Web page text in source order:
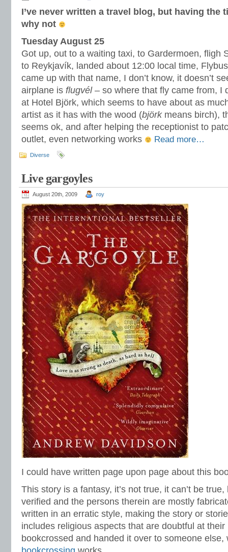
I’ve never written a travel blog, but having the
why not
Tuesday August 25
Got up, out to a waiting taxi, to Gardermoen, fligh
to Reykjavík, landed about 12:00 local time,
came up with that name, I don’t know, it doesn’t
airplane is flugvél– so where that fly came from, I
at Hotel Björk, which seems to have about as
artist as it has with the wood (björkmeans birch),
seems ok, and after helping the receptionist to
outlet, even networking works
Read more…
Diverse
Live gargoyles
August 20th, 2009 roy
I could have written page upon page about this
This story is a fantasy, it’s not true, it can’t be
verified and the persons therein are mostly
written in an erratic style, making the story or
includes religious aspects that are doubtful at
bookcrossed and handed it over to someone else,